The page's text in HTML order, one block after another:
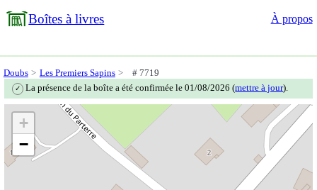
Boîtes à livres À propos
Doubs Les Premiers Sapins # 7719
✓ La présence de la boîte a été confirmée le 01/08/2026 (mettre à jour).
+
−